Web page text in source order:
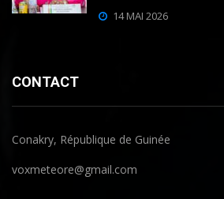
14 MAI 2026
CONTACT
Conakry, République de Guinée
voxmeteore@gmail.com